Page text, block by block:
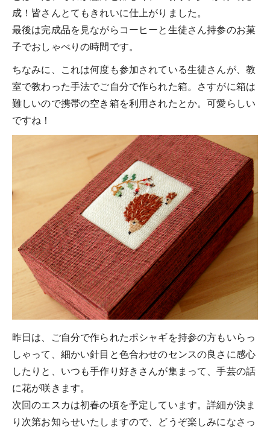
成！皆さんとてもきれいに仕上がりました。
最後は完成品を見ながらコーヒーと生徒さん持参のお菓
子でおしゃべりの時間です。
ちなみに、これは何度も参加されている生徒さんが、教
室で教わった手法でご自分で作られた箱。さすがに箱は
難しいので携帯の空き箱を利用されたとか。可愛らしい
ですね！
昨日は、ご自分で作られたポシャギを持参の方もいらっ
しゃって、細かい針目と色合わせのセンスの良さに感心
したりと、いつも手作り好きさんが集まって、手芸の話
に花が咲きます。
次回のエスカは初春の頃を予定しています。詳細が決ま
り次第お知らせいたしますので、どうぞ楽しみになさっ